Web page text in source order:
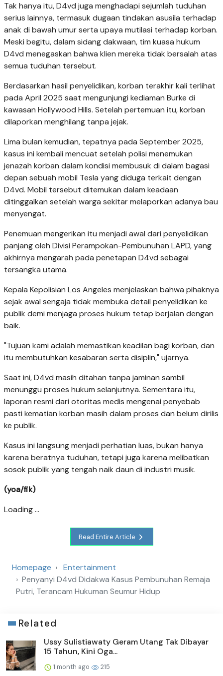
Tak hanya itu, D4vd juga menghadapi sejumlah tuduhan
serius lainnya, termasuk dugaan tindakan asusila terhadap
anak di bawah umur serta upaya mutilasi terhadap korban.
Meski begitu, dalam sidang dakwaan, tim kuasa hukum
D4vd menegaskan bahwa klien mereka tidak bersalah atas
semua tuduhan tersebut.
Berdasarkan hasil penyelidikan, korban terakhir kali terlihat
pada April 2025 saat mengunjungi kediaman Burke di
kawasan Hollywood Hills. Setelah pertemuan itu, korban
dilaporkan menghilang tanpa jejak.
Lima bulan kemudian, tepatnya pada September 2025,
kasus ini kembali mencuat setelah polisi menemukan
jenazah korban dalam kondisi membusuk di dalam bagasi
depan sebuah mobil Tesla yang diduga terkait dengan
D4vd. Mobil tersebut ditemukan dalam keadaan
ditinggalkan setelah warga sekitar melaporkan adanya bau
menyengat.
Penemuan mengerikan itu menjadi awal dari penyelidikan
panjang oleh Divisi Perampokan-Pembunuhan LAPD, yang
akhirnya mengarah pada penetapan D4vd sebagai
tersangka utama.
Kepala Kepolisian Los Angeles menjelaskan bahwa pihaknya
sejak awal sengaja tidak membuka detail penyelidikan ke
publik demi menjaga proses hukum tetap berjalan dengan
baik.
"Tujuan kami adalah memastikan keadilan bagi korban, dan
itu membutuhkan kesabaran serta disiplin," ujarnya.
Saat ini, D4vd masih ditahan tanpa jaminan sambil
menunggu proses hukum selanjutnya. Sementara itu,
laporan resmi dari otoritas medis mengenai penyebab
pasti kematian korban masih dalam proses dan belum dirilis
ke publik.
Kasus ini langsung menjadi perhatian luas, bukan hanya
karena beratnya tuduhan, tetapi juga karena melibatkan
sosok publik yang tengah naik daun di industri musik.
(yoa/fik)
Loading ...
Read Entire Article
Homepage
Entertainment
Penyanyi D4vd Didakwa Kasus Pembunuhan Remaja
Putri, Terancam Hukuman Seumur Hidup
Related
Ussy Sulistiawaty Geram Utang Tak Dibayar
15 Tahun, Kini Oga...
1 month ago 215